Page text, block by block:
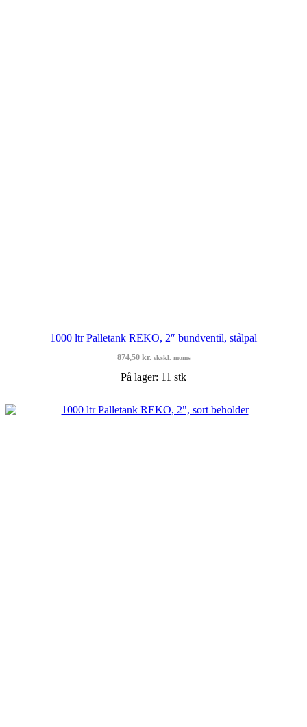
1000 ltr Palletank REKO, 2″ bundventil, stålpal
874,50 kr. ekskl. moms
På lager: 11 stk